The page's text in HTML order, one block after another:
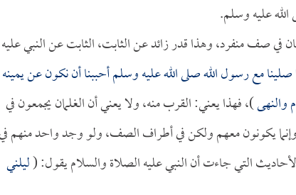
عليه وسلم.
في صف منفرد، وهذا قدر زائد عن الثابت، الثابت عن النبي عليه
صلينا مع رسول الله صلى الله عليه وسلم أحببنا أن نكون عن
والنهى)، فهذا يعني: القرب منه، ولا يعني أن الغلمان يجمعون في
يكونون معهم ولكن في أطراف الصف، ولو وجد واحد منهم
التي جاءت أن النبي عليه الصلاة والسلام يقول: (ليلني